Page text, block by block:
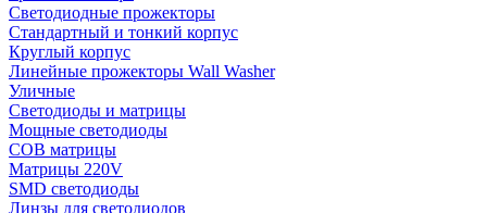
Светодиодные прожекторы
Стандартный и тонкий корпус
Круглый корпус
Линейные прожекторы Wall Washer
Уличные
Светодиоды и матрицы
Мощные светодиоды
COB матрицы
Матрицы 220V
SMD светодиоды
Линзы для светодиодов